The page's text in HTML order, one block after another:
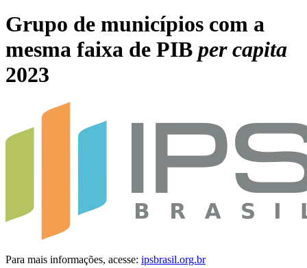
Grupo de municípios com a
mesma faixa de PIB per capita
2023
Para mais informações, acesse: ipsbrasil.org.br